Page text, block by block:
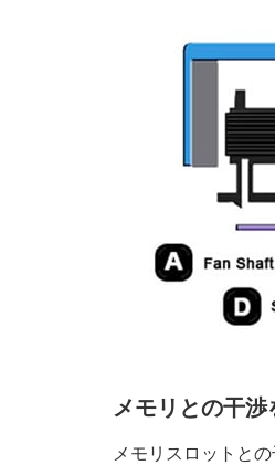
メモリとの干
メモリスロットと